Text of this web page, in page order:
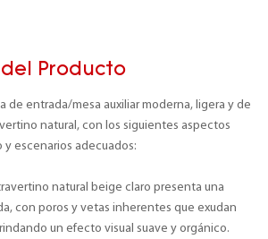
Producto
de entrada/mesa auxiliar moderna, ligera y de
natural, con los siguientes aspectos
escenarios adecuados:
natural beige claro presenta una
con poros y vetas inherentes que exudan
un efecto visual suave y orgánico.